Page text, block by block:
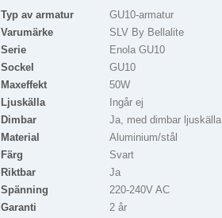
Typ av armatur
GU10-armatur
Varumärke
SLV By Bellalite
Serie
Enola GU10
Sockel
GU10
Maxeffekt
50W
Ljuskälla
Ingår ej
Dimbar
Ja, med dimbar ljuskälla
Material
Aluminium/stål
Färg
Svart
Riktbar
Ja
Spänning
220-240V AC
Garanti
2 år